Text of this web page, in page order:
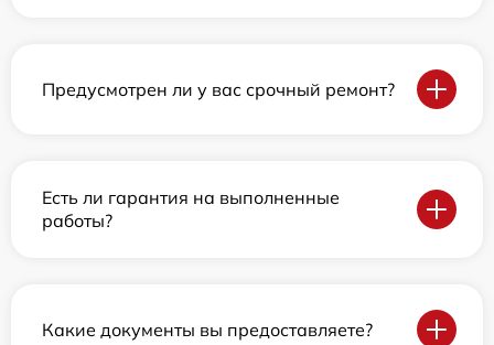
Предусмотрен ли у вас срочный ремонт?
Есть ли гарантия на выполненные
работы?
Какие документы вы предоставляете?